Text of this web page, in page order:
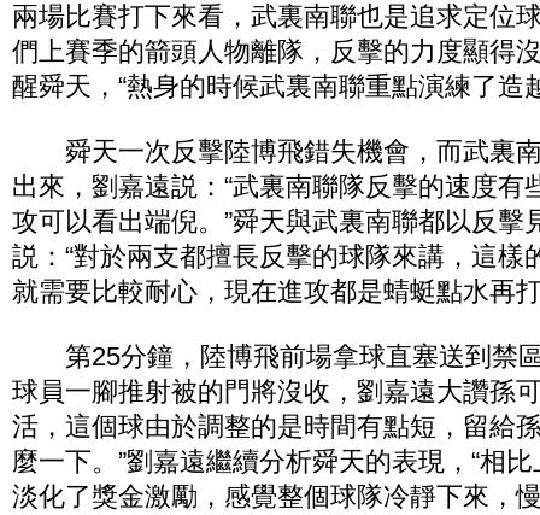
兩場比賽打下來看，武裏南聯也是追求定位
們上賽季的箭頭人物離隊，反擊的力度顯得
醒舜天，“熱身的時候武裏南聯重點演練了造
舜天一次反擊陸博飛錯失機會，而武裏
出來，劉嘉遠説：“武裏南聯隊反擊的速度有
攻可以看出端倪。”舜天與武裏南聯都以反擊
説：“對於兩支都擅長反擊的球隊來講，這樣
就需要比較耐心，現在進攻都是蜻蜓點水再
第25分鐘，陸博飛前場拿球直塞送到禁
球員一腳推射被的門將沒收，劉嘉遠大讚孫
活，這個球由於調整的是時間有點短，留給
麼一下。”劉嘉遠繼續分析舜天的表現，“相
淡化了獎金激勵，感覺整個球隊冷靜下來，